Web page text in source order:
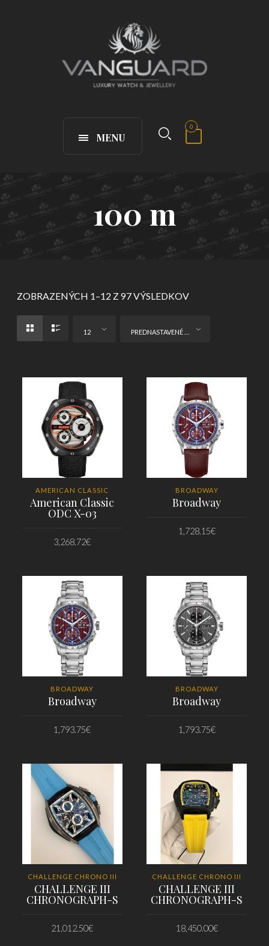
MENU
0
100 m
ZOBRAZENÝCH 1–12 Z 97 VÝSLEDKOV
12
AMERICAN CLASSIC
American Classic
ODC X-03
3,268.72€
BROADWAY
Broadway
1,728.15€
BROADWAY
Broadway
1,793.75€
BROADWAY
Broadway
1,793.75€
CHALLENGE CHRONO III
CHALLENGE III
CHRONOGRAPH-S
21,012.50€
CHALLENGE CHRONO III
CHALLENGE III
CHRONOGRAPH-S
18,450.00€